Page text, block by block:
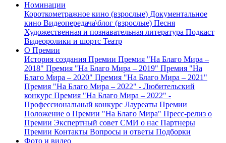
Номинации
Короткометражное кино (взрослые) Документальное
кино Видеопередача\блог (взрослые) Песня
Художественная и познавательная литература Подкаст
Видеоролики и шортс Театр
О Премии
История создания Премии Премия "На Благо Мира –
2018" Премия "На Благо Мира – 2019" Премия "На
Благо Мира – 2020" Премия "На Благо Мира – 2021"
Премия "На Благо Мира – 2022" - Любительский
конкурс Премия "На Благо Мира – 2022" -
Профессиональный конкурс Лауреаты Премии
Положение о Премии "На Благо Мира" Пресс-релиз о
Премии Экспертный совет СМИ о нас Партнеры
Премии Контакты Вопросы и ответы Подборки
Фото и видео